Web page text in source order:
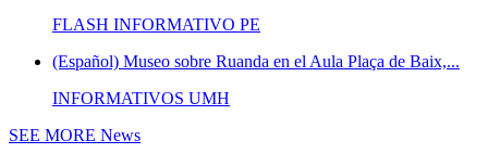
FLASH INFORMATIVO PE
(Español) Museo sobre Ruanda en el Aula Plaça de Baix,...
INFORMATIVOS UMH
SEE MORE News